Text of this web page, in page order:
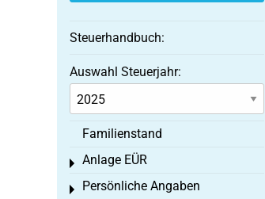
Steuerhandbuch:
Auswahl Steuerjahr:
Familienstand
Anlage EÜR
Toggle menu
Persönliche Angaben
Toggle menu